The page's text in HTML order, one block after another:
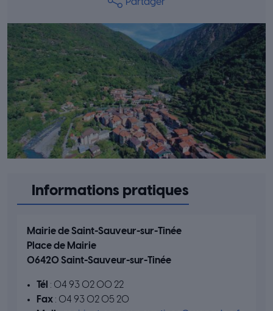
Informations pratiques
Mairie de Saint-Sauveur-sur-Tinée
Place de Mairie
06420 Saint-Sauveur-sur-Tinée
Tél : 04 93 02 00 22
Fax : 04 93 02 05 20